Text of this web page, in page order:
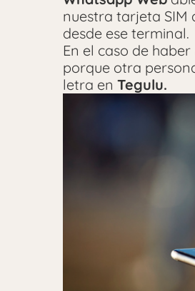
nuestra tarjeta SIM
desde ese terminal.
En el caso de
porque otra
letra en Tegulu.